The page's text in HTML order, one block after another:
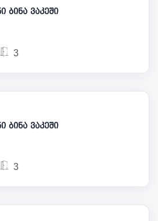
იყიდება 3 ოთახიანი ბინა ვაკეში
3
377 000
იყიდება 3 ოთახიანი ბინა ვაკეში
3
370 000